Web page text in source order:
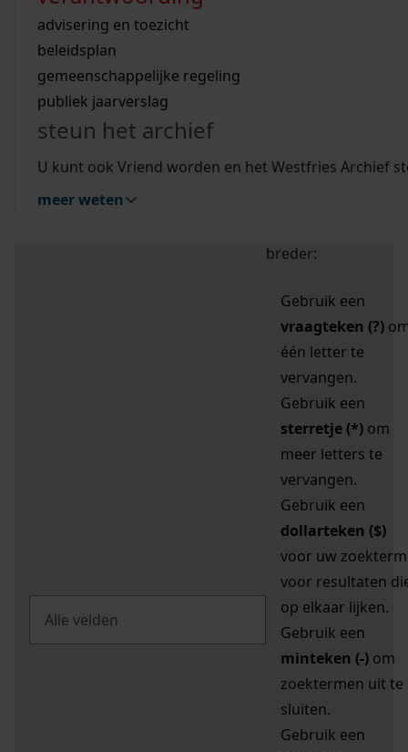
bouwvergunningen
omgevingsvergunningen
vergunningen
beeld en geluid
uitleg nodig?
Wij helpen u op weg met een aantal zoektips.
bekijk alle zoektips
Wij helpen u op weg met een aantal zoektips.
bekijk alle zoektips
bekijk ons geschiedenislokaal
advisering en toezicht
beleidsplan
gemeenschappelijke regeling
publiek jaarverslag
steun het archief
U kunt ook Vriend worden en het Westfries Archief
meer weten
zoektips
Mijn Studiezaal (inloggen)
uw zoekopdracht te
breder:
Gebruik een
vraagteken (?)
één letter te
vervangen.
Gebruik een
sterretje (*) om
meer letters te
vervangen.
Gebruik een
dollarteken ($)
voor uw zoekterm
voor resultaten
op elkaar lijken.
Gebruik een
minteken (-) om
zoektermen uit te
sluiten.
Gebruik een